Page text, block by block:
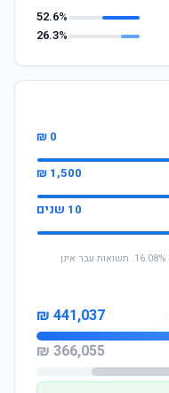
52.6%
26.3%
0 ₪
1,500 ₪
10 שנים
* החישוב מבוסס על תשואה שנתית ממוצעת של 16.08%. תשואות עבר אינן
441,037 ₪
366,055 ₪